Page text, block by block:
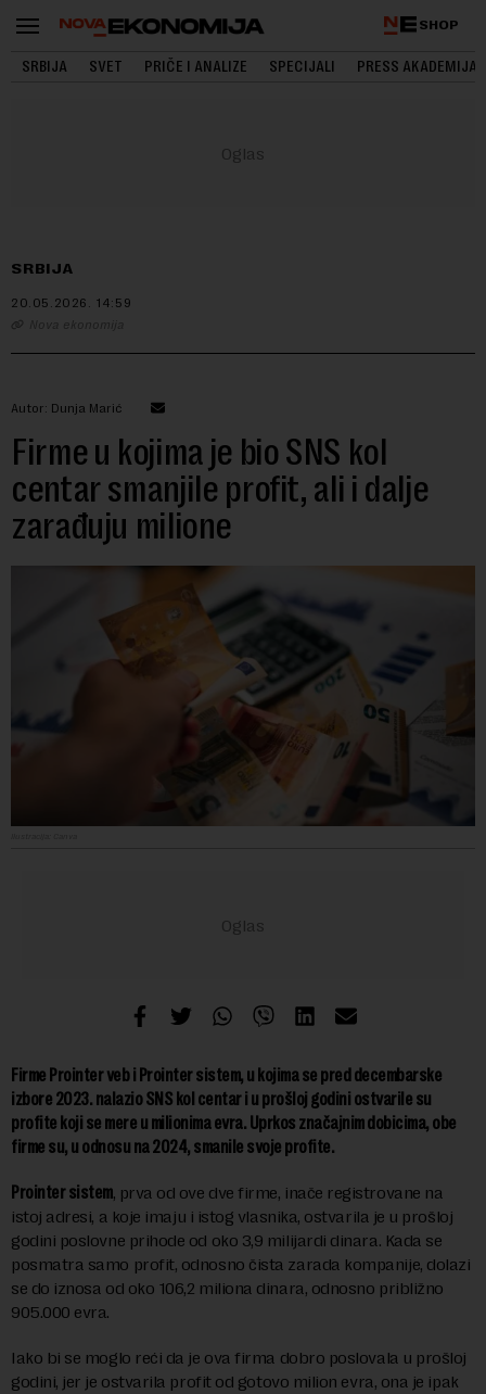
SHOP
SRBIJA SVET PRIČE I ANALIZE SPECIJALI PRESS AKADEMIJA
SRBIJA
20.05.2026. 14:59
Nova ekonomija
Autor: Dunja Marić
Firme u kojima je bio SNS kol
centar smanjile profit, ali i dalje
zarađuju milione
Firme Prointer veb i Prointer sistem, u kojima se pred decembarske
izbore 2023. nalazio SNS kol centar i u prošloj godini ostvarile su
profite koji se mere u milionima evra. Uprkos značajnim dobicima, obe
firme su, u odnosu na 2024, smanile svoje profite.
Prointer sistem, prva od ove dve firme, inače registrovane na
istoj adresi, a koje imaju i istog vlasnika, ostvarila je u prošloj
godini poslovne prihode od oko 3,9 milijardi dinara. Kada se
posmatra samo profit, odnosno čista zarada kompanije, dolazi
se do iznosa od oko 106,2 miliona dinara, odnosno približno
905.000 evra.
Iako bi se moglo reći da je ova firma dobro poslovala u prošloj
godini, jer je ostvarila profit od gotovo milion evra, ona je ipak